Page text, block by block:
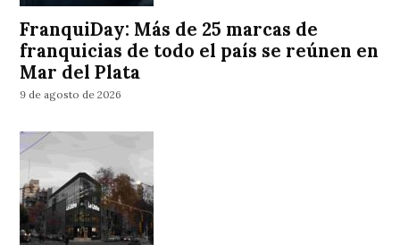
FranquiDay: Más de 25 marcas de
franquicias de todo el país se reúnen en
Mar del Plata
9 de agosto de 2026